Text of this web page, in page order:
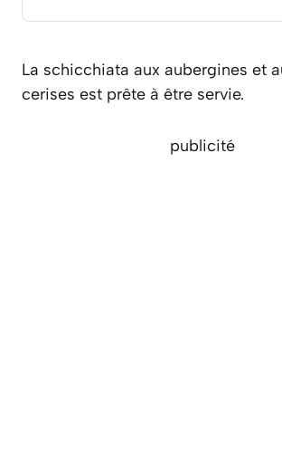
La schicchiata aux aubergines et
cerises est prête à être servie.
publicité